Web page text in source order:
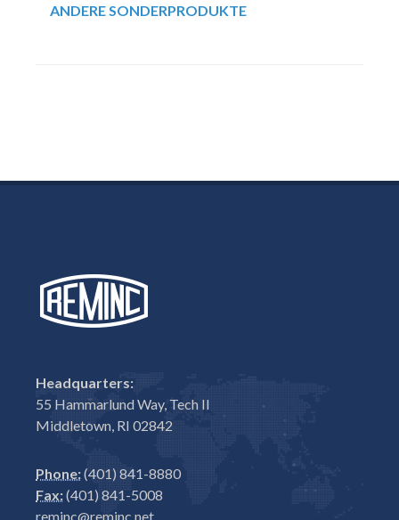
ANDERE SONDERPRODUKTE
Headquarters:
55 Hammarlund Way, Tech II
Middletown, RI 02842
Phone:(401) 841-8880
Fax:(401) 841-5008
reminc@reminc.net